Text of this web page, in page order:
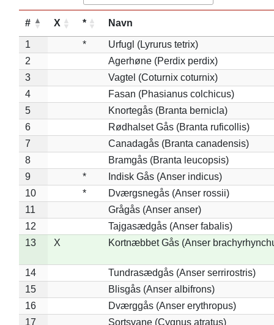
# X * Navn
1 *
Urfugl (Lyrurus tetrix)
2
Agerhøne (Perdix perdix)
3
Vagtel (Coturnix coturnix)
4
Fasan (Phasianus colchicus)
5
Knortegås (Branta bernicla)
6
Rødhalset Gås (Branta ruficollis)
7
Canadagås (Branta canadensis)
8
Bramgås (Branta leucopsis)
9
*
Indisk Gås (Anser indicus)
10
*
Dværgsnegås (Anser rossii)
11
Grågås (Anser anser)
12
Tajgasædgås (Anser fabalis)
13
X Kortnæbbet Gås (Anser
14
Tundrasædgås (Anser serrirostris)
15
Blisgås (Anser albifrons)
16
Dværggås (Anser erythropus)
17
Sortsvane (Cygnus atratus)